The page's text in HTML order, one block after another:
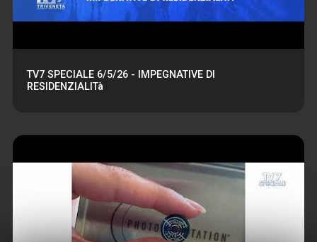
TV7 SPECIALE 6/5/26 - IMPEGNATIVE DI
RESIDENZIALITà